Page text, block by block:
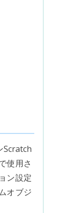
Scratch
使用さ
ン設定
オブジ